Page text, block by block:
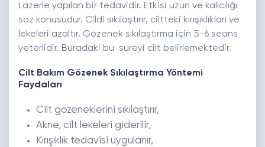
Lazerle yapılan bir tedavidir. Etkisi uzun ve kalıcılığı
söz konusudur. Cildi sıkılaştırır, ciltteki kırışıklıkları ve
lekeleri azaltır. Gözenek sıkılaştırma için 5-6 seans
yeterlidir. Buradaki bu süreyi cilt belirlemektedir.
Cilt Bakım Gözenek Sıkılaştırma Yöntemi
Faydaları
Cilt gözeneklerini sıkılaştırır,
Akne, cilt lekeleri giderilir,
Kırışıklık tedavisi uygulanır,